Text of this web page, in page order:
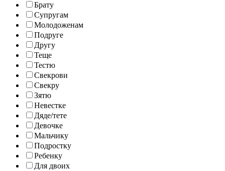
Брату
Супругам
Молодоженам
Подруге
Другу
Теще
Тестю
Свекрови
Свекру
Зятю
Невестке
Дяде/тете
Девочке
Мальчику
Подростку
Ребенку
Для двоих